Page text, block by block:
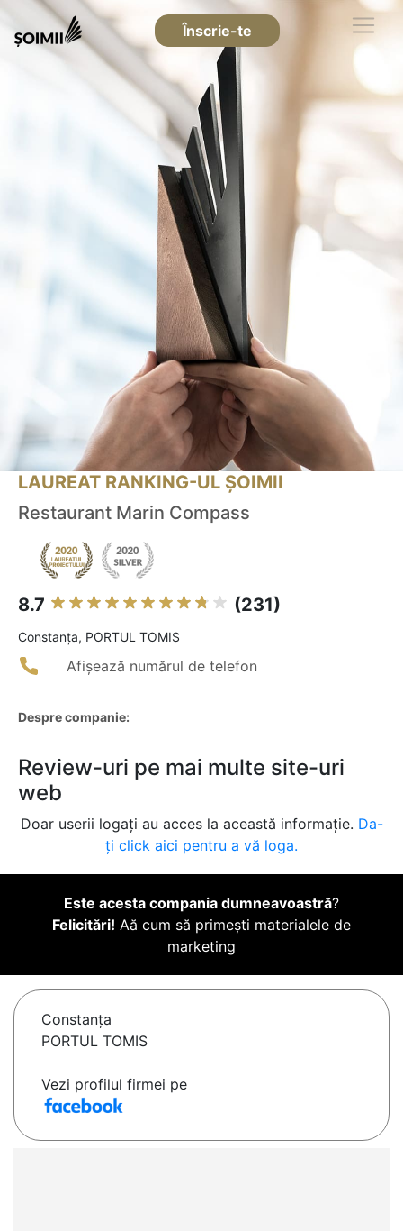
Înscrie-te
LAUREAT RANKING-UL ȘOIMII
Restaurant Marin Compass
8.7 (231)
Constanţa, PORTUL TOMIS
Afișează numărul de telefon
Despre companie:
Review-uri pe mai multe site-uri
web
Doar userii logați au acces la această informație. Da-
ți click aici pentru a vă loga.
Este acesta compania dumneavoastră?
Felicitări! Aă cum să primești materialele de
marketing
Constanţa
PORTUL TOMIS
Vezi profilul firmei pe